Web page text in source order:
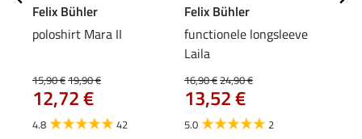
Felix Bühler
poloshirt Mara II
15,90 €19,90 €
12,72 €
4.8 42
Felix Bühler
functionele longsleeve
Laila
16,90 €24,90 €
13,52 €
5.0 2